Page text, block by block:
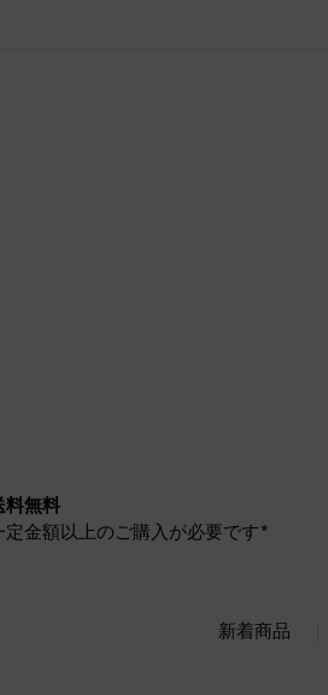
料無料
定金額以上のご購入が必要です*
新着商品